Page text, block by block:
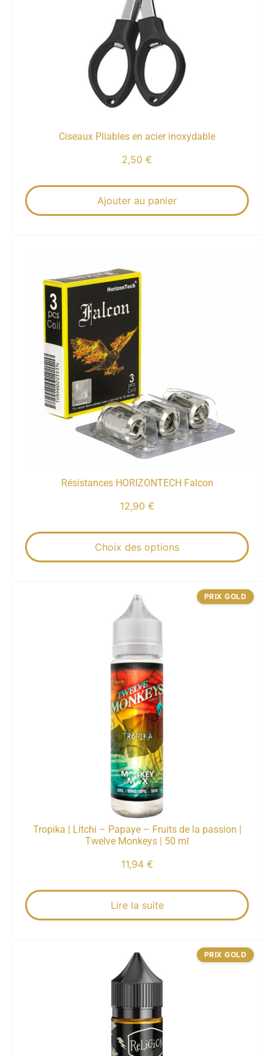
Ciseaux Pliables en acier inoxydable
2,50 €
Ajouter au panier
Résistances HORIZONTECH Falcon
12,90 €
Choix des options
Tropika | Litchi – Papaye – Fruits de la passion |
Twelve Monkeys | 50 ml
11,94 €
Lire la suite
PRIX GOLD
PRIX GOLD